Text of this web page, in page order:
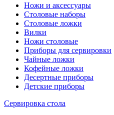
Ножи и аксессуары
Столовые наборы
Столовые ложки
Вилки
Ножи столовые
Приборы для сервировки
Чайные ложки
Кофейные ложки
Десертные приборы
Детские приборы
Сервировка стола